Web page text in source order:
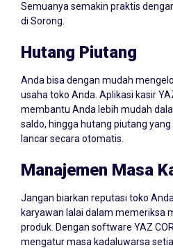
Semuanya semakin praktis
di Sorong.
Hutang Piutang
Anda bisa dengan mudah
usaha toko Anda. Aplikasi kasir
membantu Anda lebih mudah
saldo, hingga hutang piutang
lancar secara otomatis.
Manajemen Masa
Jangan biarkan reputasi toko
karyawan lalai dalam memeriksa
produk. Dengan software YAZ
mengatur masa kadaluwarsa